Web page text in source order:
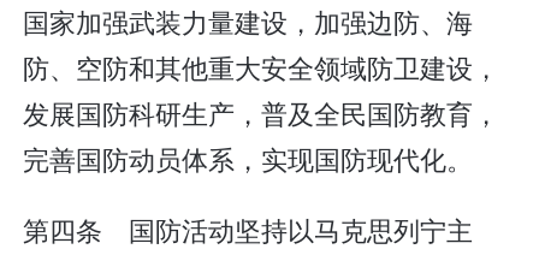
国家加强武装力量建设，加强边防、海
防、空防和其他重大安全领域防卫建设，
发展国防科研生产，普及全民国防教育，
完善国防动员体系，实现国防现代化。
第四条 国防活动坚持以马克思列宁主